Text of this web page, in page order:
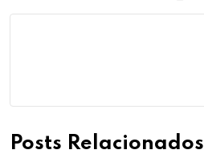
Posts Relacionados